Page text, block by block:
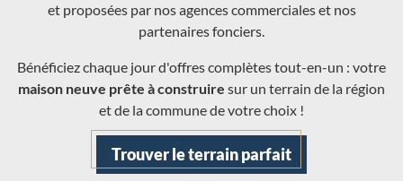
et proposées par nos agences commerciales et nos
partenaires fonciers.
Bénéficiez chaque jour d'offres complètes tout-en-un : votre
maison neuve prête à construire sur un terrain de la région
et de la commune de votre choix !
Trouver le terrain parfait